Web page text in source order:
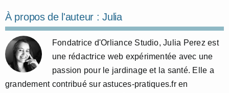
À propos de l'auteur :Julia
Fondatrice d'Orliance Studio, Julia Perez est
une rédactrice web expérimentée avec une
passion pour le jardinage et la santé. Elle a
grandement contribué sur astuces-pratiques.fr en